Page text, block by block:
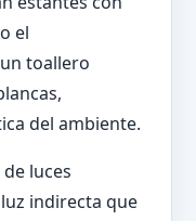
el
toallero
del ambiente.
luces
indirecta que